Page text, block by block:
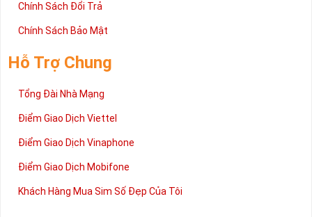
Chính Sách Đổi Trả
Chính Sách Bảo Mật
Hỗ Trợ Chung
Tổng Đài Nhà Mạng
Điểm Giao Dịch Viettel
Điểm Giao Dịch Vinaphone
Điểm Giao Dịch Mobifone
Khách Hàng Mua Sim Số Đẹp Của Tôi